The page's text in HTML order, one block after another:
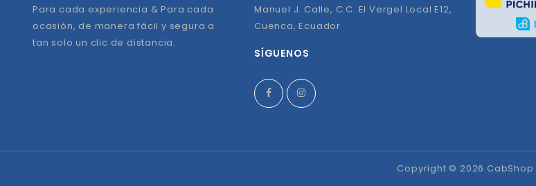
Para cada experiencia & Para cada
ocasión, de manera fácil y segura a
tan solo un clic de distancia.
Manuel J. Calle, C.C. El Vergel Local E12,
Cuenca, Ecuador
SÍGUENOS
Copyright © 2026 CabShop